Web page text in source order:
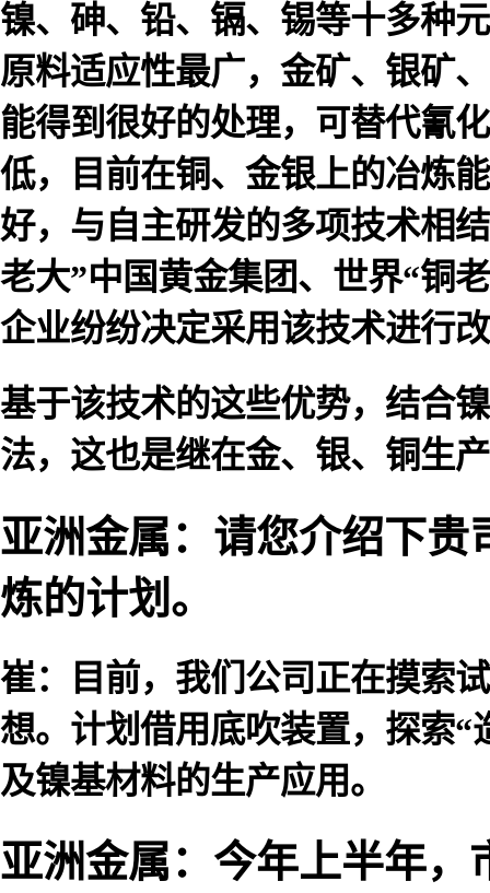
镍、砷、铅、镉、锡等十多种
原料适应性最广，金矿、银矿
能得到很好的处理，可替代氰
低，目前在铜、金银上的冶炼
好，与自主研发的多项技术相
老大”中国黄金集团、世界“铜
企业纷纷决定采用该技术进行
基于该技术的这些优势，结合
法，这也是继在金、银、铜生
亚洲金属：请您介绍下贵
炼的计划。
崔：目前，我们公司正在摸索
想。计划借用底吹装置，探索
及镍基材料的生产应用。
亚洲金属：今年上半年，